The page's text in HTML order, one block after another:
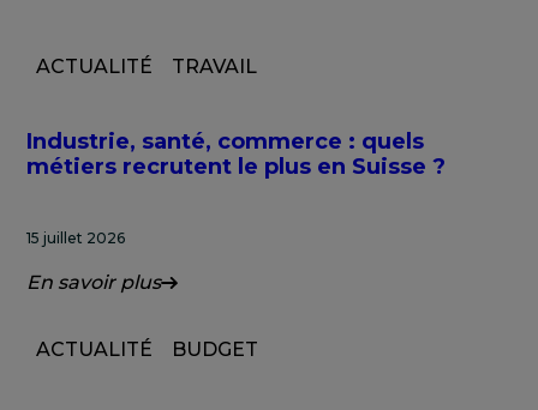
ACTUALITÉ TRAVAIL
Industrie, santé, commerce : quels
métiers recrutent le plus en Suisse ?
15 juillet 2026
En savoir plus
ACTUALITÉ BUDGET